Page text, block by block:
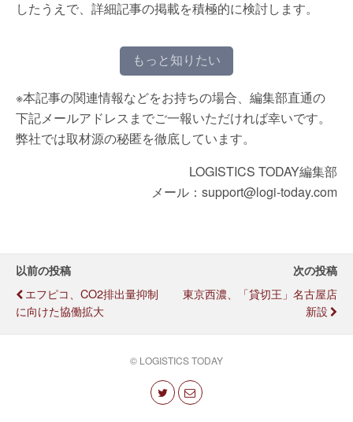
したうえで、詳細記事の掲載を積極的に検討します。
もっと知りたい
※本記事の関連情報などをお持ちの場合、編集部直通の
下記メールアドレスまでご一報いただければ幸いです。
弊社では取材源の秘匿を徹底しています。
LOGISTICS TODAY編集部
メール：support@logi-today.com
以前の投稿
エフピコ、CO2排出量抑制
に向けた協働拡大
次の投稿
東京西濃、「貸切王」名古屋店
新設
© LOGISTICS TODAY